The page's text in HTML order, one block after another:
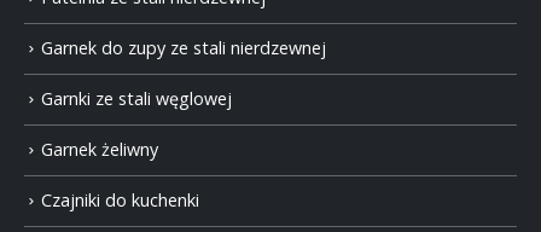
Garnek do zupy ze stali nierdzewnej
Garnki ze stali węglowej
Garnek żeliwny
Czajniki do kuchenki